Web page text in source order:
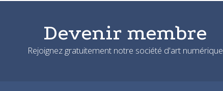
Devenir membre
Rejoignez gratuitement notre société d'art numérique